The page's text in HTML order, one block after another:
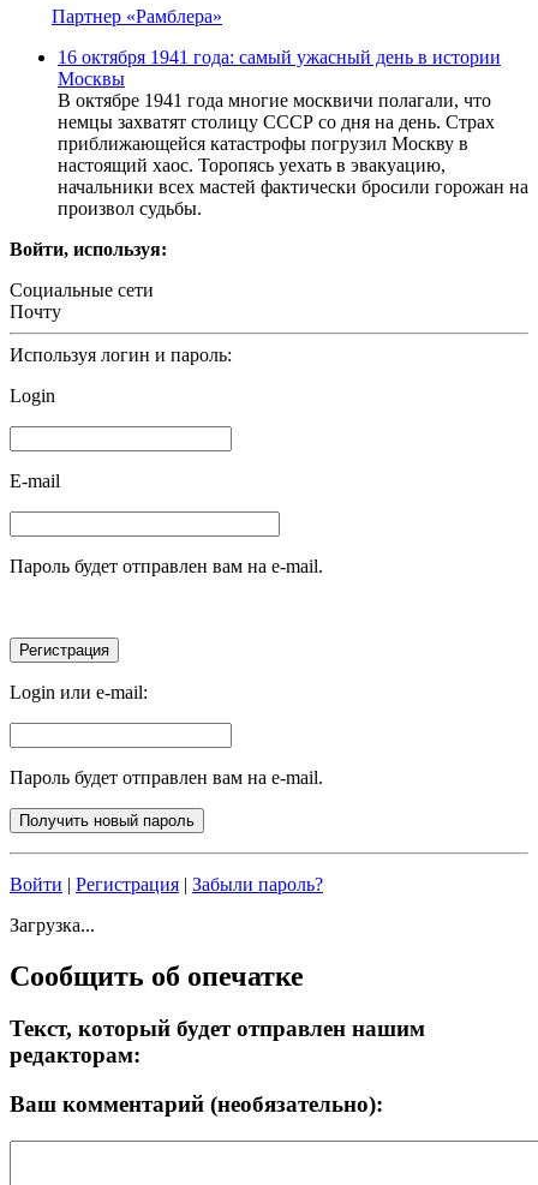
Партнер «Рамблера»
16 октября 1941 года: самый ужасный день в истории
Москвы
В октябре 1941 года многие москвичи полагали, что
немцы захватят столицу СССР со дня на день. Страх
приближающейся катастрофы погрузил Москву в
настоящий хаос. Торопясь уехать в эвакуацию,
начальники всех мастей фактически бросили горожан на
произвол судьбы.
Войти, используя:
Социальные сети
Почту
Используя логин и пароль:
Login
E-mail
Пароль будет отправлен вам на e-mail.
Login или e-mail:
Пароль будет отправлен вам на e-mail.
Войти | Регистрация | Забыли пароль?
Загрузка...
Сообщить об опечатке
Текст, который будет отправлен нашим
редакторам:
Ваш комментарий (необязательно):